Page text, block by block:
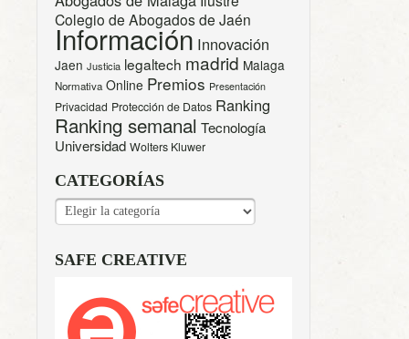
Colegio de Abogados de Jaén
Información Innovación
Jaen Justicia legaltech madrid Malaga
Normativa Online Premios Presentación
Privacidad Protección de Datos Ranking
Ranking semanal Tecnología
Universidad Wolters Kluwer
CATEGORÍAS
CATEGORÍAS
SAFE CREATIVE